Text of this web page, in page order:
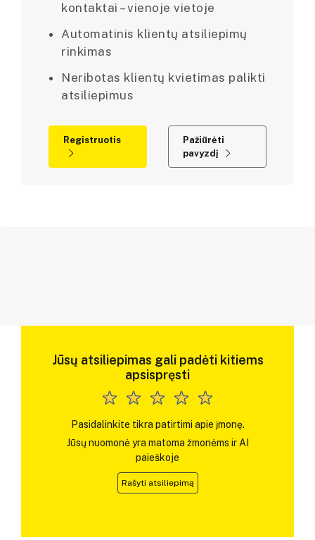
kontaktai – vienoje vietoje
Automatinis klientų atsiliepimų
rinkimas
Neribotas klientų kvietimas palikti
atsiliepimus
Registruotis
Pažiūrėti
pavyzdį
Jūsų atsiliepimas gali padėti kitiems
apsispręsti
Pasidalinkite tikra patirtimi apie įmonę.
Jūsų nuomonė yra matoma žmonėms ir AI
paieškoje
Rašyti atsiliepimą